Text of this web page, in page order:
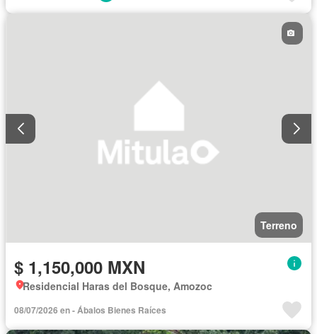
Terreno
$ 1,150,000 MXN
Residencial Haras del Bosque, Amozoc
08/07/2026 en - Ábalos Bienes Raíces